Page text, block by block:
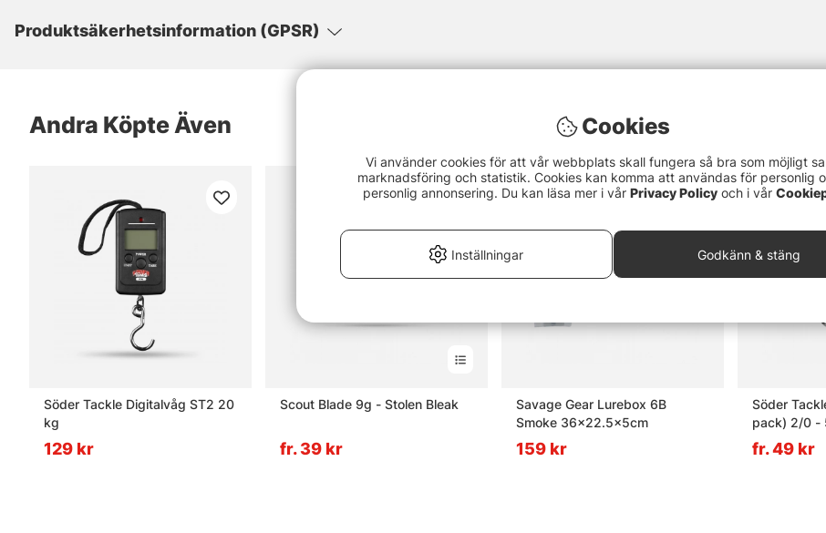
Produktsäkerhetsinformation (GPSR)
Andra Köpte Även
Söder Tackle Digitalvåg ST2 20
kg
129 kr
Scout Blade 9g - Stolen Bleak
fr. 39 kr
Savage Gear Lurebox 6B
Smoke 36x22.5x5cm
159 kr
Söder
pack) 2/0 -
fr. 49 kr
Cookies
Vi använder cookies för att vår webbplats skall fungera så bra som möjligt
marknadsföring och statistik. Cookies kan komma att användas för personlig
personlig annonsering. Du kan läsa mer i vår Privacy Policy och i vår
Inställningar Godkänn & stäng